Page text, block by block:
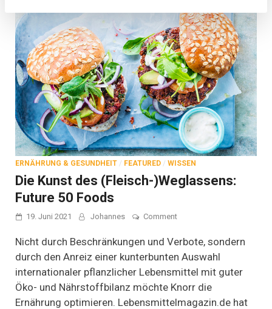
ERNÄHRUNG & GESUNDHEIT / FEATURED / WISSEN
Die Kunst des (Fleisch-)Weglassens:
Future 50 Foods
19. Juni 2021 Johannes Commenton
Kunst
des
(Fleisch-)Weglassens:
Future
Foods
Nicht durch Beschränkungen und Verbote, sondern
durch den Anreiz einer kunterbunten Auswahl
internationaler pflanzlicher Lebensmittel mit guter
Öko- und Nährstoffbilanz möchte Knorr die
Ernährung optimieren. Lebensmittelmagazin.de hat